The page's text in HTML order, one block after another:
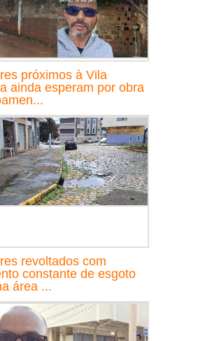
próximos à Vila
ainda esperam por obra
revoltados com
constante de esgoto
área ...